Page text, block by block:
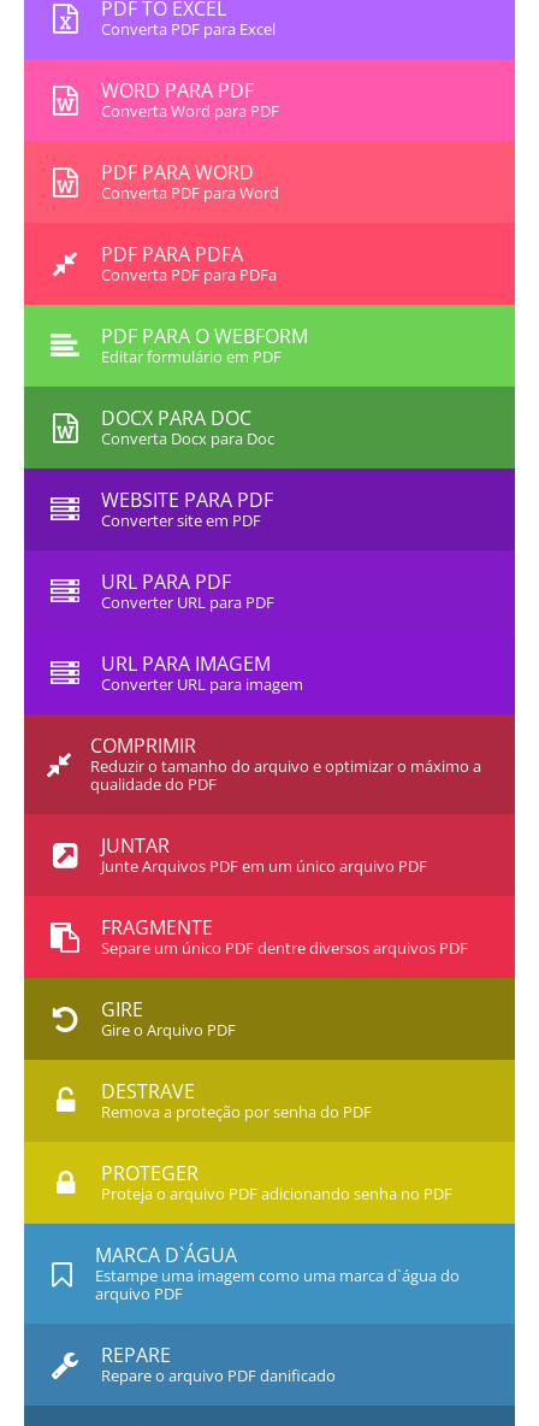
PDF TO EXCEL
Converta PDF para Excel
WORD PARA PDF
Converta Word para PDF
PDF PARA WORD
Converta PDF para Word
PDF PARA PDFA
Converta PDF para PDFa
PDF PARA O WEBFORM
Editar formulário em PDF
DOCX PARA DOC
Converta Docx para Doc
WEBSITE PARA PDF
Converter site em PDF
URL PARA PDF
Converter URL para PDF
URL PARA IMAGEM
Converter URL para imagem
COMPRIMIR
Reduzir o tamanho do arquivo e optimizar o máximo a
qualidade do PDF
JUNTAR
Junte Arquivos PDF em um único arquivo PDF
FRAGMENTE
Separe um único PDF dentre diversos arquivos PDF
GIRE
Gire o Arquivo PDF
DESTRAVE
Remova a proteção por senha do PDF
PROTEGER
Proteja o arquivo PDF adicionando senha no PDF
MARCA D`ÁGUA
Estampe uma imagem como uma marca d`água do
arquivo PDF
REPARE
Repare o arquivo PDF danificado